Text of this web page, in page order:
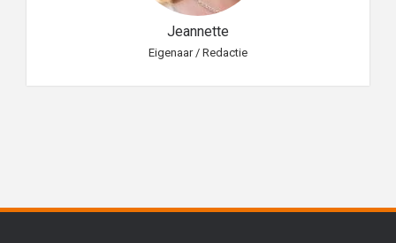
Jeannette
Eigenaar / Redactie